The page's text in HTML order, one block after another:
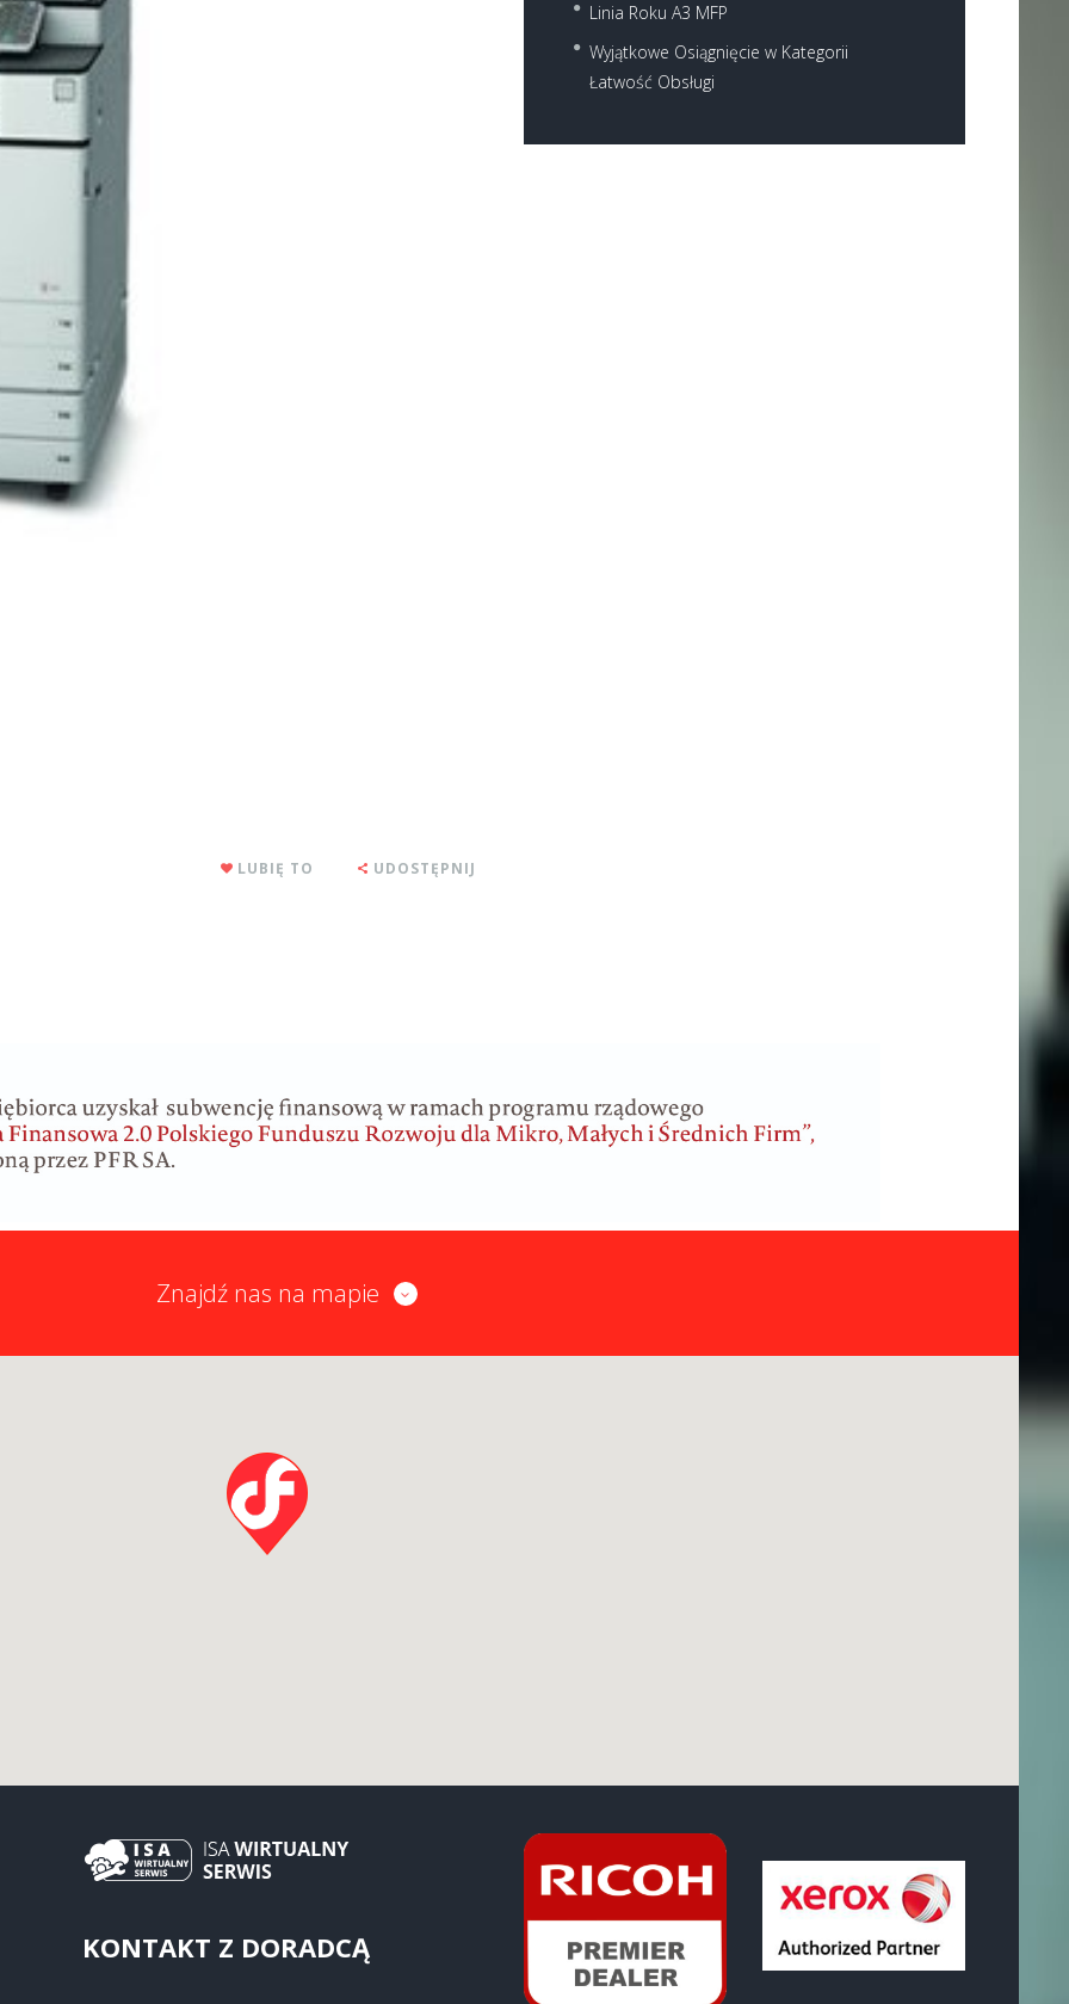
LUBIĘ TO UDOSTĘPNIJ
Linia Roku A3 MFP
Wyjątkowe Osiągnięcie w Kategorii
Łatwość Obsługi
Znajdź nas na mapie
KONTAKT Z DORADCĄ